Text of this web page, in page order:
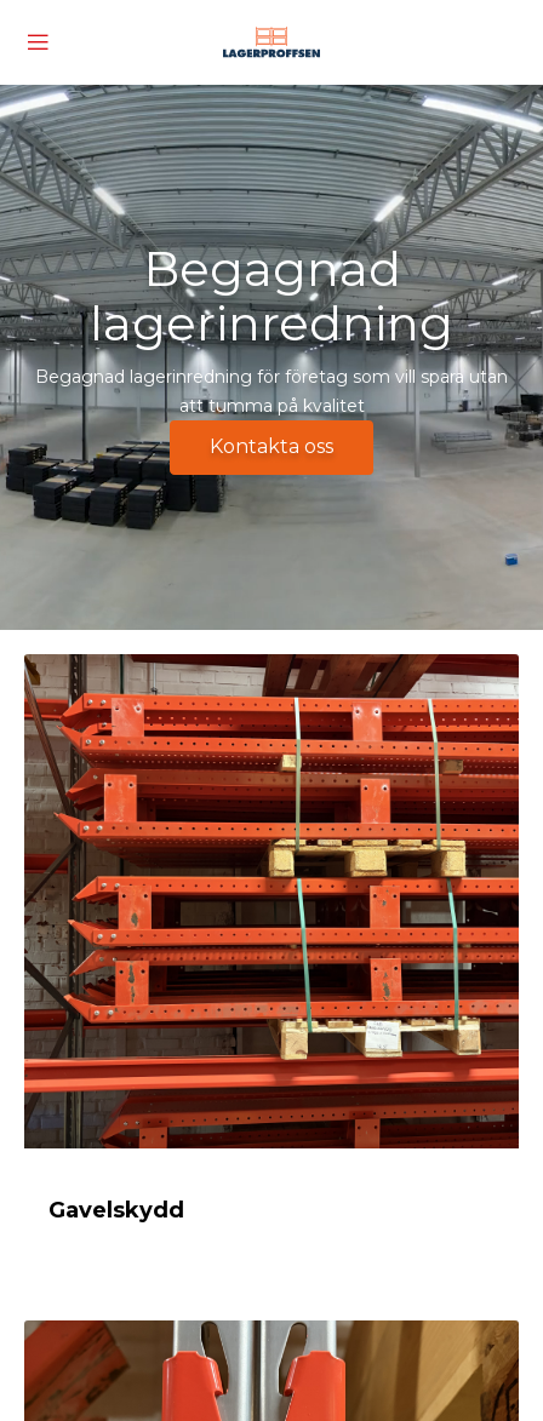
Begagnad
lagerinredning
Begagnad lagerinredning för företag som vill spara utan
att tumma på kvalitet
Kontakta oss
Gavelskydd